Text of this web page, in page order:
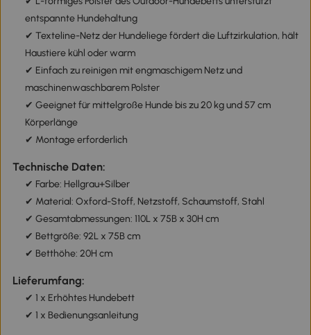
entspannte Hundehaltung
✔ Texteline-Netz der Hundeliege fördert die Luftzirkulation, hält
Haustiere kühl oder warm
✔ Einfach zu reinigen mit engmaschigem Netz und
maschinenwaschbarem Polster
✔ Geeignet für mittelgroße Hunde bis zu 20 kg und 57 cm
Körperlänge
✔ Montage erforderlich
Technische Daten:
✔ Farbe: Hellgrau+Silber
✔ Material: Oxford-Stoff, Netzstoff, Schaumstoff, Stahl
✔ Gesamtabmessungen: 110L x 75B x 30H cm
✔ Bettgröße: 92L x 75B cm
✔ Betthöhe: 20H cm
Lieferumfang:
✔ 1 x Erhöhtes Hundebett
✔ 1 x Bedienungsanleitung